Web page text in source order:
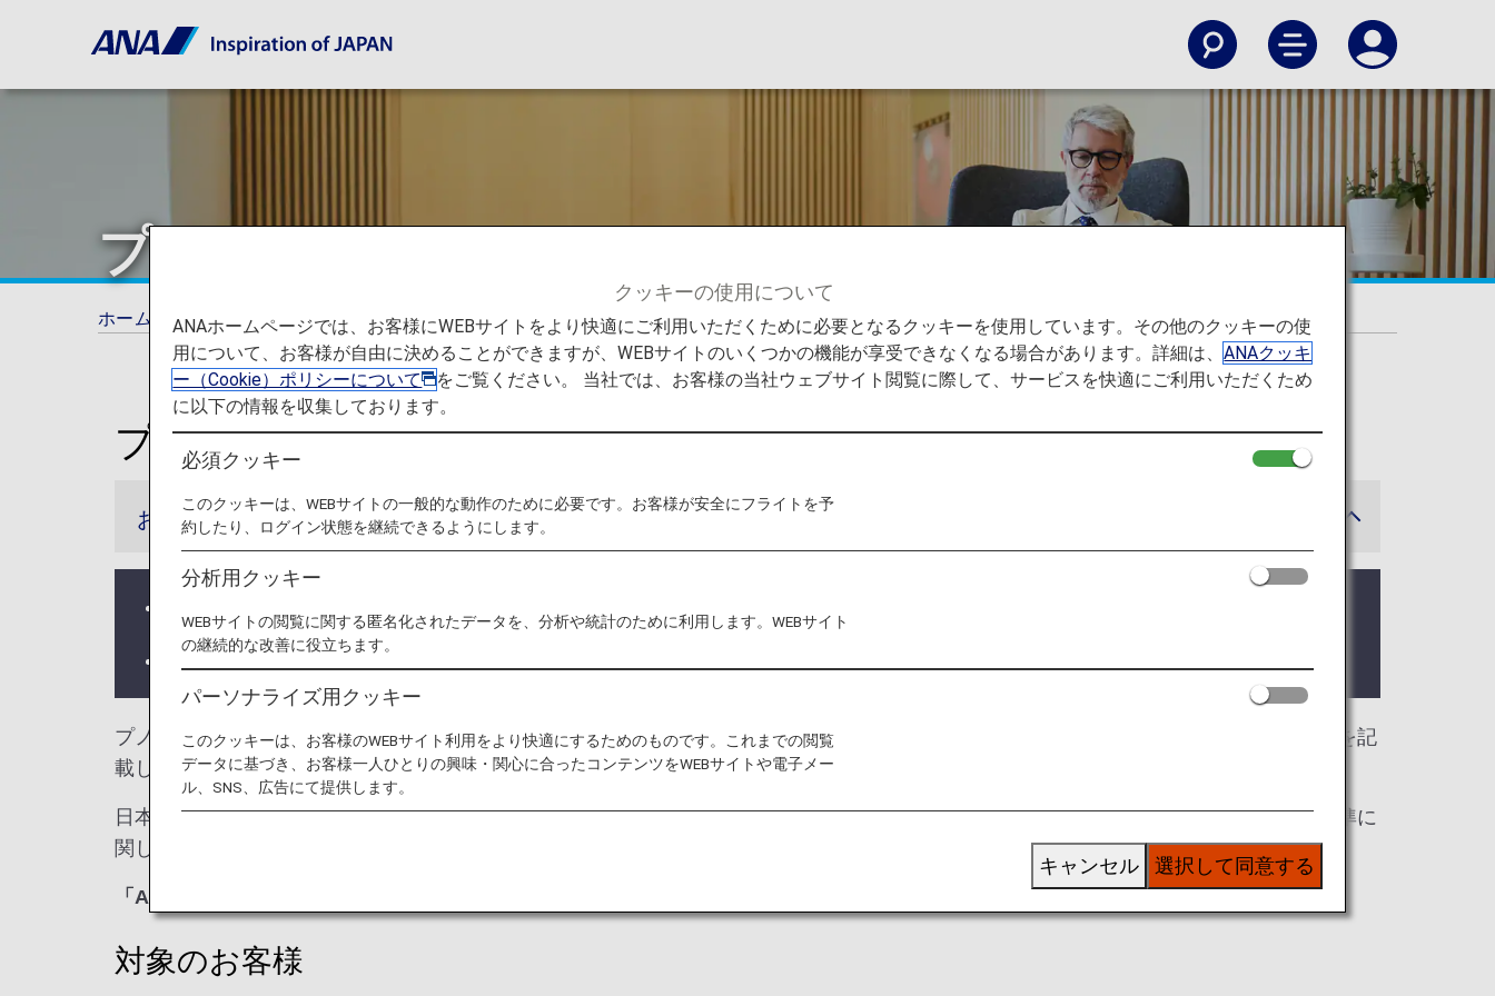
プノンペン
ホーム ご旅行の準備 ラウンジ プノンペン
プノンペン国際空港ラウンジ
お知らせ
ラウンジが所在する国や州により入室条件に制約がある場合があります。
プノンペン国際空港では、プラザプレミアムラウンジをご利用いただけます。本ページはANA国際線を利用される際のラウンジ入室基準を記
載しております。
日本国外の空港にて、ANA国際線から他航空会社国内線にお乗り継ぎの場合には、ラウンジ入室基準が異なる場合がございます。入室基準に
関しては各運航会社にお問い合わせください。
「ANA SUITE LOUNGE」ご利用券は、こちらのラウンジではご利用いただけません。
対象のお客様
クッキーの使用について
ANAホームページでは、お客様にWEBサイトをより快適にご利用いただくために必要となるクッキーを使用しています。その他のクッキーの使
用について、お客様が自由に決めることができますが、WEBサイトのいくつかの機能が享受できなくなる場合があります。詳細は、ANAクッキ
ー（Cookie）ポリシーについて
をご覧ください。 当社では、お客様の当社ウェブサイト閲覧に際して、サービスを快適にご利用いただくため
に以下の情報を収集しております。
必須クッキー
このクッキーは、WEBサイトの一般的な動作のために必要です。お客様が安全にフライトを予
約したり、ログイン状態を継続できるようにします。
分析用クッキー
WEBサイトの閲覧に関する匿名化されたデータを、分析や統計のために利用します。WEBサイト
の継続的な改善に役立ちます。
パーソナライズ用クッキー
このクッキーは、お客様のWEBサイト利用をより快適にするためのものです。これまでの閲覧
データに基づき、お客様一人ひとりの興味・関心に合ったコンテンツをWEBサイトや電子メー
ル、SNS、広告にて提供します。
選択して同意する
キャンセル